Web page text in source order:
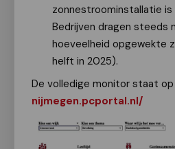
zonnestroominstallatie
Bedrijven dragen steeds
hoeveelheid opgewekte
helft in 2025).
De volledige monitor staat op
nijmegen.pcportal.nl/